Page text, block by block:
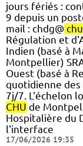
jours fériés :
9 depuis un
mail : chdg@ chu
Régulation et
Indien (basé à
Montpellier)
Ouest (basé à
quotidienne
7j/7. L'échelon
CHU de
Hospitalière du
l'interface
17/06/2026 19:35